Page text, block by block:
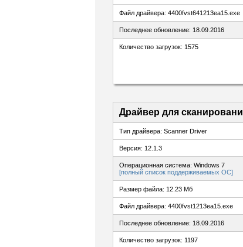
Файл драйвера: 4400fvst641213ea15.exe
Последнее обновление: 18.09.2016
Количество загрузок: 1575
Драйвер для
Тип драйвера: Scanner Driver
Версия: 12.1.3
Операционная система: Windows 7
[полный список поддерживаемых ОС]
Размер файла: 12.23 Мб
Файл драйвера: 4400fvst1213ea15.exe
Последнее обновление: 18.09.2016
Количество загрузок: 1197